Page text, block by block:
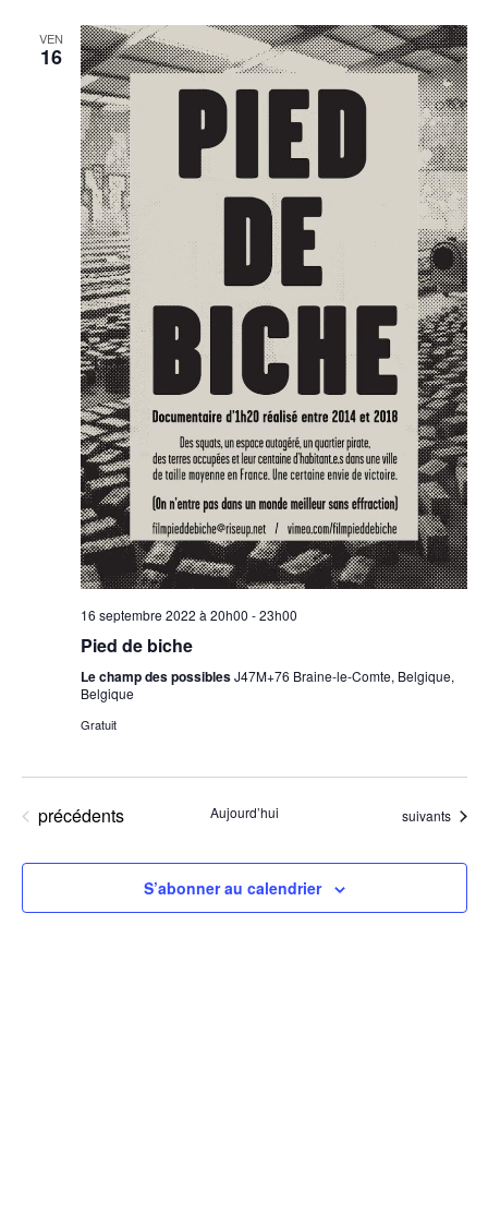
VEN
16
16 septembre 2022 à 20h00 -23h00
Pied de biche
Le champ des possiblesJ47M+76 Braine-le-Comte, Belgique,
Belgique
Gratuit
Évènements
précédents Aujourd’hui Évènements
suivants
S’abonner au calendrier